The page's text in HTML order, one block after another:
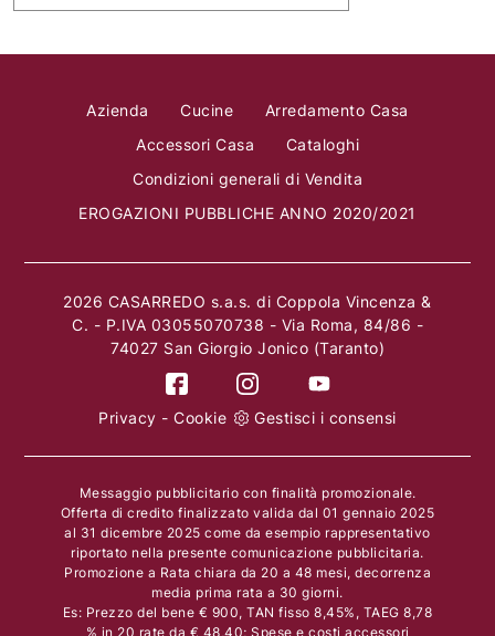
Azienda Cucine
Arredamento Casa
Accessori Casa
Cataloghi
Condizioni generali di Vendita
EROGAZIONI PUBBLICHE ANNO 2020/2021
2026 CASARREDO s.a.s. di Coppola Vincenza &
C. - P.IVA 03055070738 - Via Roma, 84/86 -
74027 San Giorgio Jonico (Taranto)
Privacy -Cookie Gestisci i consensi
Messaggio pubblicitario con finalità promozionale.
Offerta di credito finalizzato valida dal 01 gennaio 2025
al 31 dicembre 2025 come da esempio rappresentativo
riportato nella presente comunicazione pubblicitaria.
Promozione a Rata chiara da 20 a 48 mesi, decorrenza
media prima rata a 30 giorni.
Es: Prezzo del bene € 900, TAN fisso 8,45%, TAEG 8,78
% in 20 rate da € 48,40; Spese e costi accessori